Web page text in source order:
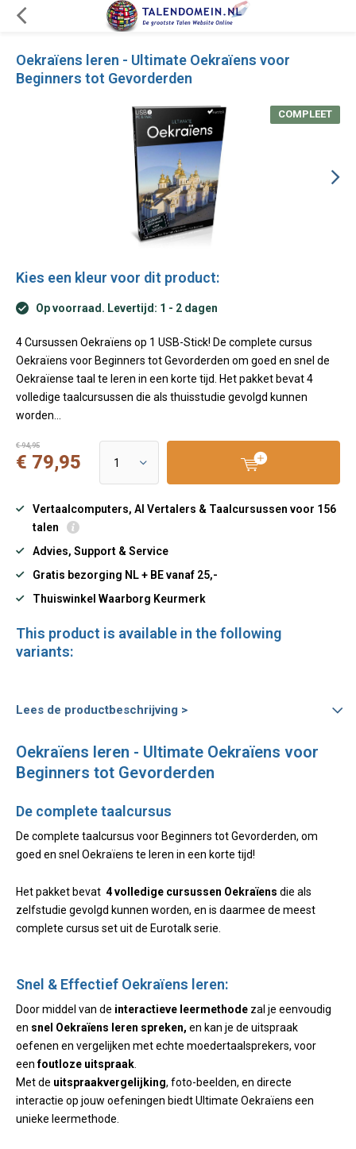
Oekraïens leren - Ultimate Oekraïens voor
Beginners tot Gevorderden
COMPLEET
Kies een kleur voor dit product:
Op voorraad. Levertijd: 1 - 2 dagen
4 Cursussen Oekraïens op 1 USB-Stick! De complete cursus
Oekraïens voor Beginners tot Gevorderden om goed en snel de
Oekraïense taal te leren in een korte tijd. Het pakket bevat 4
volledige taalcursussen die als thuisstudie gevolgd kunnen
worden...
€ 94,95
€ 79,95
Vertaalcomputers, AI Vertalers & Taalcursussen voor 156
talen
Advies, Support & Service
Gratis bezorging NL + BE vanaf 25,-
Thuiswinkel Waarborg Keurmerk
This product is available in the following
variants:
Lees de productbeschrijving >
Oekraïens leren - Ultimate Oekraïens voor
Beginners tot Gevorderden
De complete taalcursus
De complete taalcursus voor Beginners tot Gevorderden, om
goed en snel Oekraïens te leren in een korte tijd!
Het pakket bevat 4 volledige cursussen Oekraïens die als
zelfstudie gevolgd kunnen worden, en is daarmee de meest
complete cursus set uit de Eurotalk serie.
Snel & Effectief Oekraïens leren:
Door middel van de interactieve leermethode zal je eenvoudig
en snel Oekraïens leren spreken, en kan je de uitspraak
oefenen en vergelijken met echte moedertaalsprekers, voor
eenfoutloze uitspraak
Met de uitspraakvergelijking, foto-beelden, en directe
interactie op jouw oefeningen biedt Ultimate Oekraïens een
unieke leermethode.